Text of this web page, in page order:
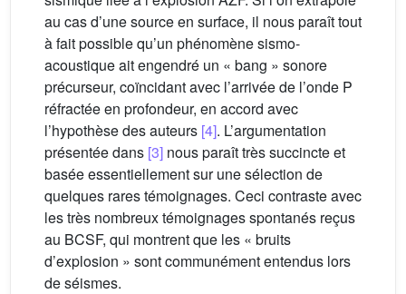
au cas d’une source en surface, il nous paraît tout
à fait possible qu’un phénomène sismo-
acoustique ait engendré un « bang » sonore
précurseur, coïncidant avec l’arrivée de l’onde P
réfractée en profondeur, en accord avec
l’hypothèse des auteurs [4]. L’argumentation
présentée dans [3] nous paraît très succincte et
basée essentiellement sur une sélection de
quelques rares témoignages. Ceci contraste avec
les très nombreux témoignages spontanés reçus
au BCSF, qui montrent que les « bruits
d’explosion » sont communément entendus lors
de séismes.